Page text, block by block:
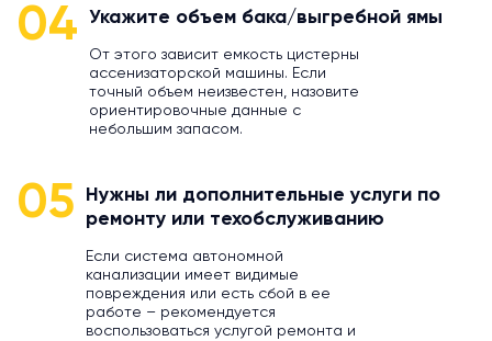
04 Укажите объем бака/выгребной ямы
От этого зависит емкость цистерны
ассенизаторской машины. Если
точный объем неизвестен, назовите
ориентировочные данные с
небольшим запасом.
05
Нужны ли дополнительные услуги по
ремонту или техобслуживанию
Если система автономной
канализации имеет видимые
повреждения или есть сбой в ее
работе – рекомендуется
воспользоваться услугой ремонта и